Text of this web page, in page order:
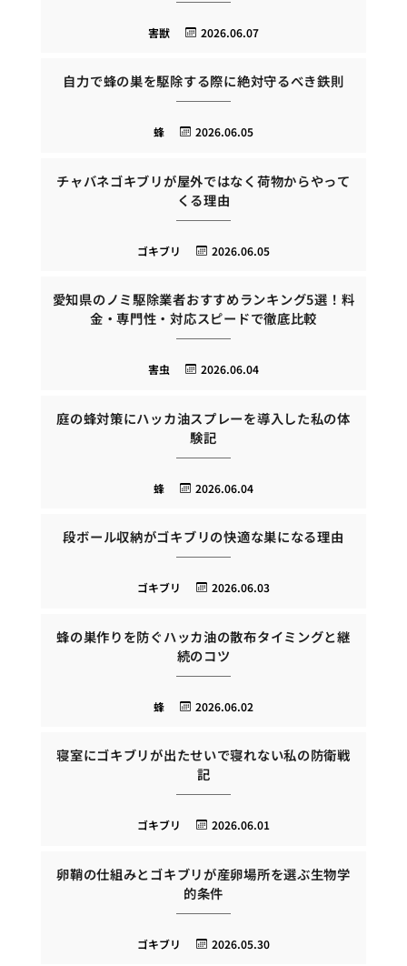
2026.06.07
害獣
自力で蜂の巣を駆除する際に絶対守るべき鉄則
2026.06.05
蜂
チャバネゴキブリが屋外ではなく荷物からやって
くる理由
2026.06.05
ゴキブリ
愛知県のノミ駆除業者おすすめランキング5選！料
金・専門性・対応スピードで徹底比較
2026.06.04
害虫
庭の蜂対策にハッカ油スプレーを導入した私の体
験記
2026.06.04
蜂
段ボール収納がゴキブリの快適な巣になる理由
2026.06.03
ゴキブリ
蜂の巣作りを防ぐハッカ油の散布タイミングと継
続のコツ
2026.06.02
蜂
寝室にゴキブリが出たせいで寝れない私の防衛戦
記
2026.06.01
ゴキブリ
卵鞘の仕組みとゴキブリが産卵場所を選ぶ生物学
的条件
2026.05.30
ゴキブリ